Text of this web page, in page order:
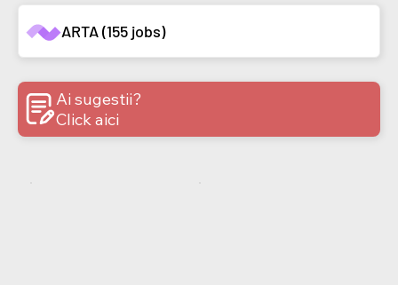
ARTA (155 jobs)
Ai sugestii?
Click aici